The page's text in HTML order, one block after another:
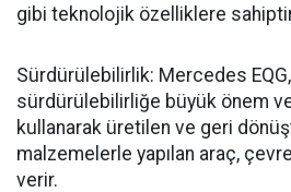
gibi teknolojik özelliklere
Sürdürülebilirlik: Mercedes
sürdürülebilirliğe büyük önem
kullanarak üretilen ve geri
malzemelerle yapılan araç,
verir.